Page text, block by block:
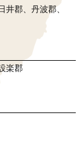
郡、丹波郡、
楽郡